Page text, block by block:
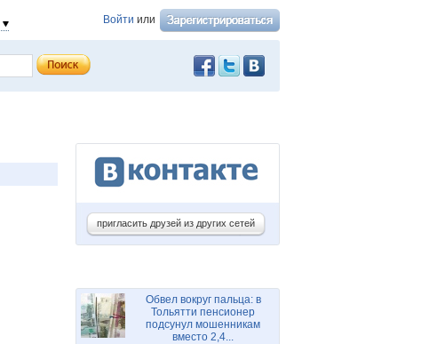
Войти или
пригласить друзей из других сетей
Обвел вокруг пальца: в
Тольятти пенсионер
подсунул мошенникам
вместо 2,4...